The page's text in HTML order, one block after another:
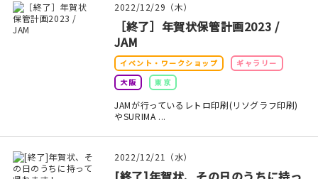
本
JAMグッズ
2022/12/29（木）
［終了］年賀状保管計画2023 /
JAM
イベント・ワークショップ
ギャラリー
大阪
東京
JAMが行っているレトロ印刷(リソグラフ印刷)
やSURIMA ...
2022/12/21（水）